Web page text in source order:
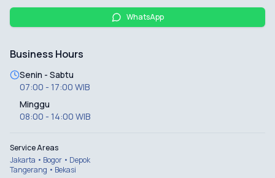
WhatsApp
Business Hours
Senin - Sabtu
07:00 - 17:00 WIB
Minggu
08:00 - 14:00 WIB
Service Areas
Jakarta • Bogor • Depok
Tangerang • Bekasi